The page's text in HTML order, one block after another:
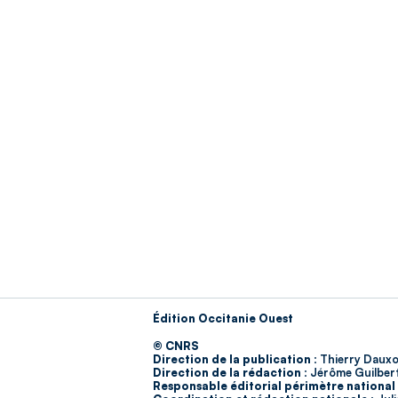
Édition Occitanie Ouest
© CNRS
Direction de la publication : Thierry
Direction de la rédaction : Jérôme
Responsable éditorial périmètre national